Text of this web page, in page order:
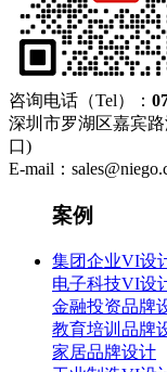
咨询电话（Tel）：
深圳市罗湖区嘉宾
口)
E-mail：
案例
集团企业VI设
电子科技VI设
金融投资品牌
教育培训品牌
家居品牌设计